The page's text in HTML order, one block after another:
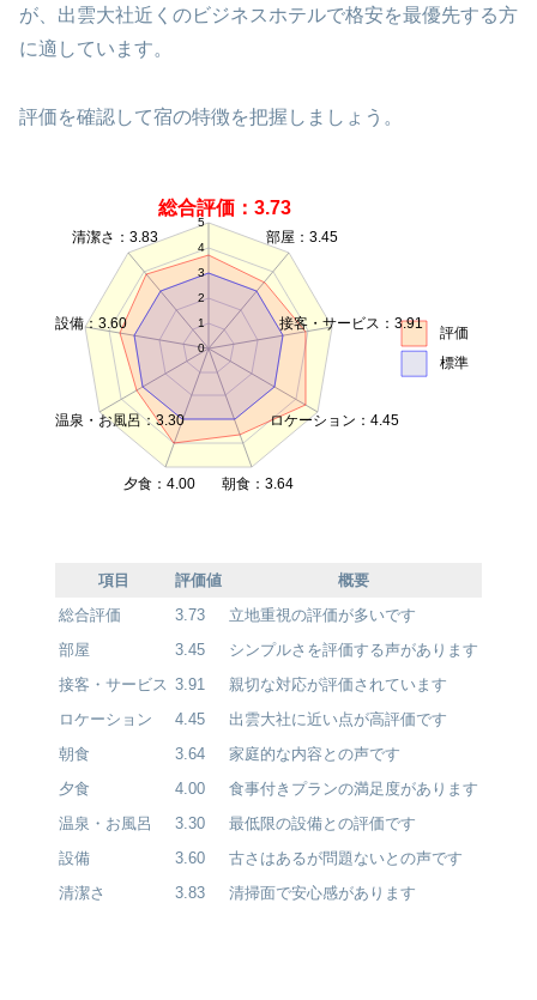
が、出雲大社近くのビジネスホテルで格安を最優先する方
に適しています。
評価を確認して宿の特徴を把握しましょう。
0
1
2
3
4
5
総合評価：3.73
部屋：3.45
接客・サービス：3.91
ロケーション：4.45
朝食：3.64
夕食：4.00
温泉・お風呂：3.30
設備：3.60
清潔さ：3.83
評価
標準
項目 評価値
概要
総合評価
3.73
立地重視の評価が多いです
部屋
3.45
シンプルさを評価する声があります
接客・サービス 3.91
親切な対応が評価されています
ロケーション
4.45
出雲大社に近い点が高評価です
朝食
3.64
家庭的な内容との声です
夕食
4.00
食事付きプランの満足度があります
温泉・お風呂
3.30
最低限の設備との評価です
設備
3.60
古さはあるが問題ないとの声です
清潔さ
3.83 清掃面で安心感があります